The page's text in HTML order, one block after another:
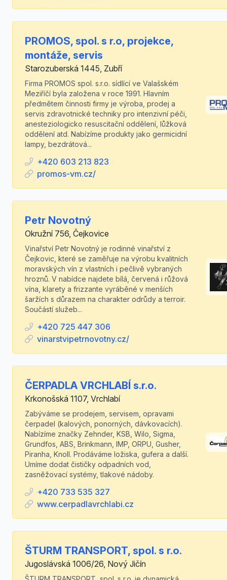
PROMOS, spol. s r.o, projekce,
montáže, servis
Starozuberská 1445, Zubří
Firma PROMOS spol. s.r.o. sídlící ve Valašském
Meziříčí byla založena v roce 1991. Hlavním
předmětem činnosti firmy je výroba, prodej a
servis zdravotnické techniky pro intenzivní péči,
anesteziologicko resuscitační oddělení, lůžková
oddělení atd. Nabízíme produkty jako germicidní
lampy, bezdrátová...
+420 603 213 823
promos-vm.cz/
Petr Novotný
Okružní 756, Čejkovice
Vinařství Petr Novotný je rodinné vinařství z
Čejkovic, které se zaměřuje na výrobu kvalitních
moravských vín z vlastních i pečlivě vybraných
hroznů. V nabídce najdete bílá, červená i růžová
vína, klarety a frizzante vyráběné v menších
šaržích s důrazem na charakter odrůdy a terroir.
Součástí služeb...
+420 725 447 306
vinarstvipetrnovotny.cz/
ČERPADLA VRCHLABÍ s.r.o.
Krkonošská 1107, Vrchlabí
Zabýváme se prodejem, servisem, opravami
čerpadel (kalových, ponorných, dávkovacích).
Nabízíme značky Zehnder, KSB, Wilo, Sigma,
Grundfos, ABS, Brinkmann, IMP, ORPU, Gusher,
Piranha, Knoll. Prodáváme ložiska, gufera a další.
Umíme dodat čističky odpadních vod,
zasněžovací systémy, tlakové nádoby.
+420 733 535 327
www.cerpadlavrchlabi.cz
ŠTURM TRANSPORT, spol. s r.o.
Jugoslávská 1006/26, Nový Jičín